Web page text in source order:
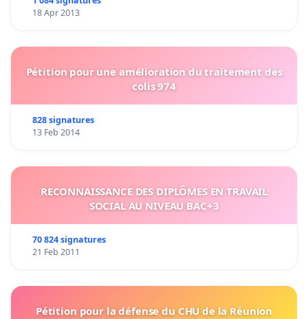
18 Apr 2013
Pétition pour une amélioration du traitement des
colis 974
828 signatures
13 Feb 2014
RECONNAISSANCE DES DIPLÔMES EN TRAVAIL
SOCIAL AU NIVEAU BAC+3
70 824 signatures
21 Feb 2011
Pétition pour la défense du CHU de la Réunion